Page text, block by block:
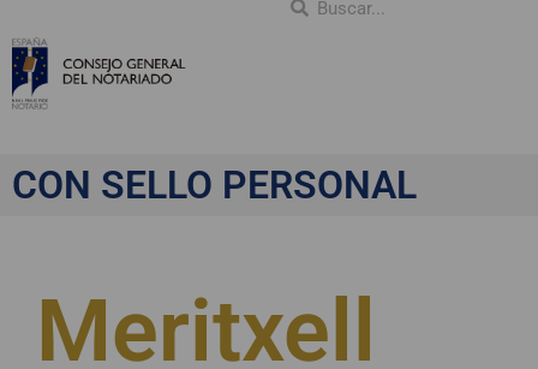
CON SELLO PERSONAL
Meritxell